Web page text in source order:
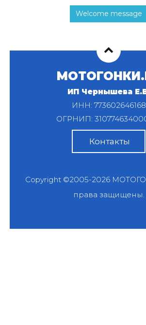
Welcome message
ИП Чернышева
ИНН: 773602646168
ОГРНИП:
Контакты
Copyright ©2005-2026
права защищены.